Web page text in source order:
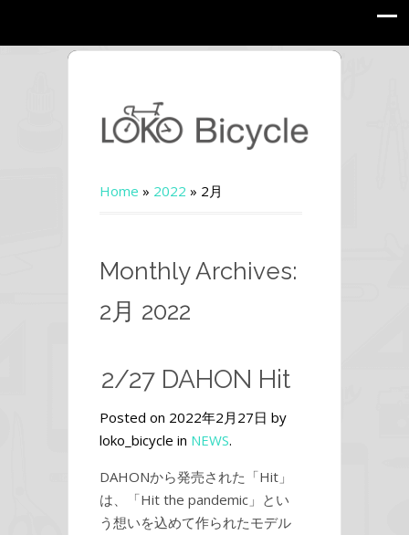
Home » 2022 » 2月
Monthly Archives:
2月 2022
2/27 DAHON Hit
Posted on 2022年2月27日 by
loko_bicycle in NEWS.
DAHONから発売された「Hit」
は、「Hit the pandemic」とい
う想いを込めて作られたモデル